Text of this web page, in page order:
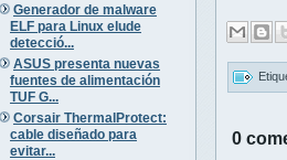
Generador de malware
ELF para Linux elude
detecció...
ASUS presenta nuevas
fuentes de alimentación
TUF G...
Corsair ThermalProtect:
cable diseñado para
evitar...
0